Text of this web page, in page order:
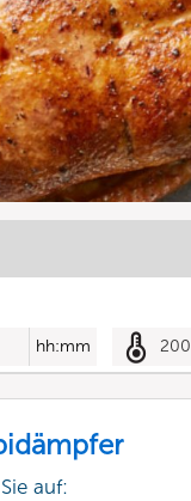
hh:mm 200
auf: